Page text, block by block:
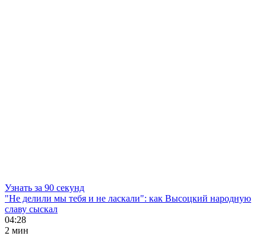
Узнать за 90 секунд
"Не делили мы тебя и не ласкали": как Высоцкий народную
славу сыскал
04:28
2 мин